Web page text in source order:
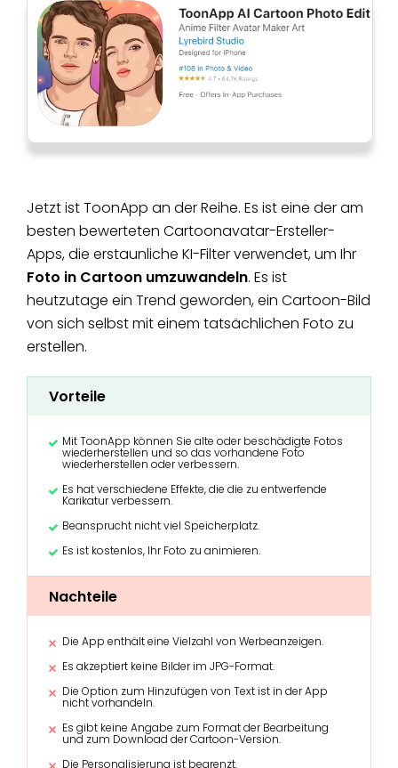
Jetzt ist ToonApp an der Reihe. Es ist eine der am
besten bewerteten Cartoonavatar-Ersteller-
Apps, die erstaunliche KI-Filter verwendet, um Ihr
Foto in Cartoon umzuwandeln. Es ist
heutzutage ein Trend geworden, ein Cartoon-Bild
von sich selbst mit einem tatsächlichen Foto zu
erstellen.
Vorteile
Mit ToonApp können Sie alte oder beschädigte Fotos
wiederherstellen und so das vorhandene Foto
wiederherstellen oder verbessern.
Es hat verschiedene Effekte, die die zu entwerfende
Karikatur verbessern.
Beansprucht nicht viel Speicherplatz.
Es ist kostenlos, Ihr Foto zu animieren.
Nachteile
Die App enthält eine Vielzahl von Werbeanzeigen.
Es akzeptiert keine Bilder im JPG-Format.
Die Option zum Hinzufügen von Text ist in der App
nicht vorhandeln.
Es gibt keine Angabe zum Format der Bearbeitung
und zum Download der Cartoon-Version.
Die Personalisierung ist begrenzt.